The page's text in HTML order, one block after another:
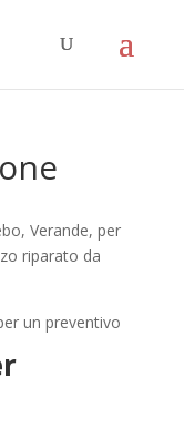
Verande, per
riparato da